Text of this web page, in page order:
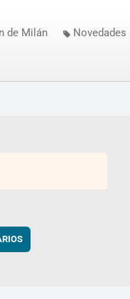
de Milán